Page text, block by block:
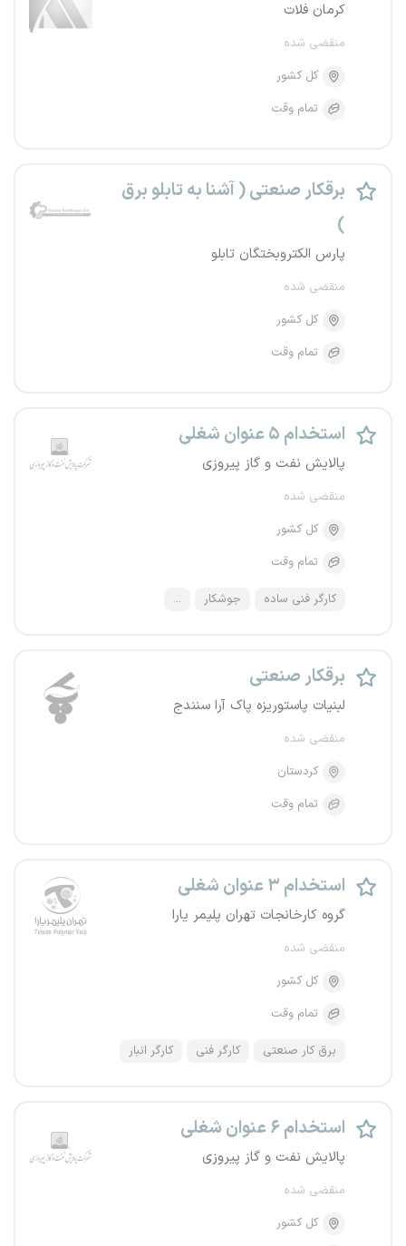
کرمان فلات
منقضی شده
کل کشور
تمام وقت
برقکار صنعتی ( آشنا به تابلو برق
)
پارس الکتروبختگان تابلو
منقضی شده
کل کشور
تمام وقت
استخدام ۵ عنوان شغلی
پالایش نفت و گاز پیروزی
منقضی شده
کل کشور
تمام وقت
کارگر فنی ساده جوشکار ...
برقکار صنعتی
لبنیات پاستوریزه پاک آرا سنندج
منقضی شده
کردستان
تمام وقت
استخدام ۳ عنوان شغلی
گروه کارخانجات تهران پلیمر یارا
منقضی شده
کل کشور
تمام وقت
برق کار صنعتی کارگر فنی کارگر انبار
استخدام ۶ عنوان شغلی
پالایش نفت و گاز پیروزی
منقضی شده
کل کشور